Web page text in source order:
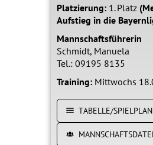
Platzierung: 1. Platz
Aufstieg in die
Mannschaftsführerin
Schmidt, Manuela
Tel.: 09195 8135
Training: Mittwochs
TABELLE/SPIELPLAN